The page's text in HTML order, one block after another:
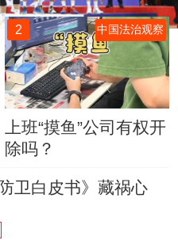
2 中国法治观察
上班“摸鱼”公司有权开
除吗？
卫白皮书》藏祸心